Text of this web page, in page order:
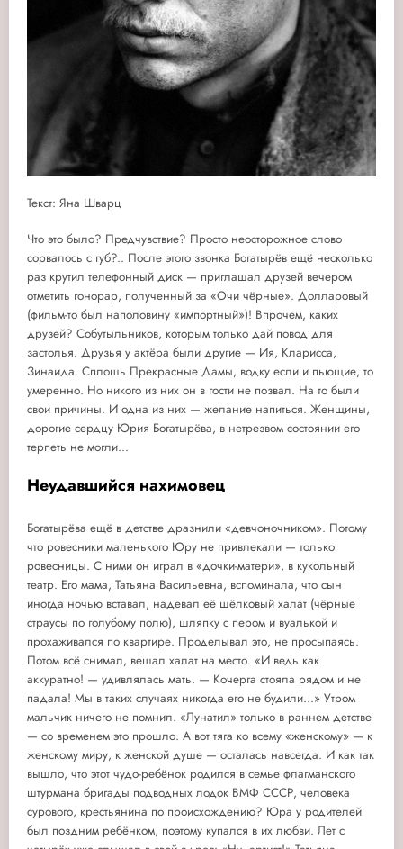
Текст: Яна Шварц
Что это было? Предчувствие? Просто неосторожное слово
сорвалось с губ?.. После этого звонка Богатырёв ещё несколько
раз крутил телефонный диск — приглашал друзей вечером
отметить гонорар, полученный за «Очи чёрные». Долларовый
(фильм-то был наполовину «импортный»)! Впрочем, каких
друзей? Собутыльников, которым только дай повод для
застолья. Друзья у актёра были другие — Ия, Кларисса,
Зинаида. Сплошь Прекрасные Дамы, водку если и пьющие, то
умеренно. Но никого из них он в гости не позвал. На то были
свои причины. И одна из них — желание напиться. Женщины,
дорогие сердцу Юрия Богатырёва, в нетрезвом состоянии его
терпеть не могли...
Неудавшийся нахимовец
Богатырёва ещё в детстве дразнили «девчоночником». Потому
что ровесники маленького Юру не привлекали — только
ровесницы. С ними он играл в «дочки-матери», в кукольный
театр. Его мама, Татьяна Васильевна, вспоминала, что сын
иногда ночью вставал, надевал её шёлковый халат (чёрные
страусы по голубому полю), шляпку с пером и вуалькой и
прохаживался по квартире. Проделывал это, не просыпаясь.
Потом всё снимал, вешал халат на место. «И ведь как
аккуратно! — удивлялась мать. — Кочерга стояла рядом и не
падала! Мы в таких случаях никогда его не будили...» Утром
мальчик ничего не помнил. «Лунатил» только в раннем детстве
— со временем это прошло. А вот тяга ко всему «женскому» — к
женскому миру, к женской душе — осталась навсегда. И как так
вышло, что этот чудо-ребёнок родился в семье флагманского
штурмана бригады подводных лодок ВМФ СССР, человека
сурового, крестьянина по происхождению? Юра у родителей
был поздним ребёнком, поэтому купался в их любви. Лет с